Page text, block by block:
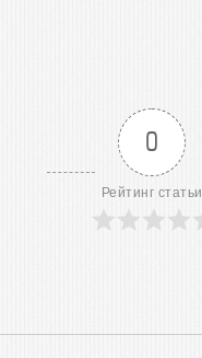
0
Рейтинг статьи